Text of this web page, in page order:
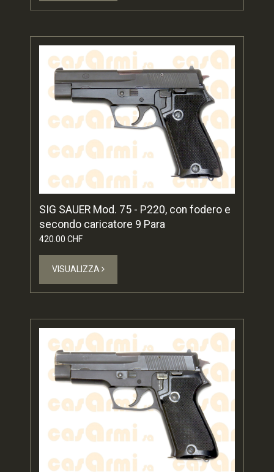
SIG SAUER Mod. 75 - P220, con fodero e
secondo caricatore 9 Para
420.00 CHF
VISUALIZZA